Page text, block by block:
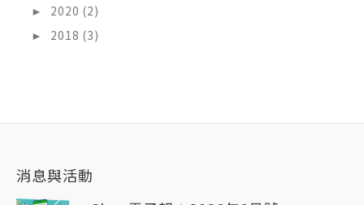
►
2020 (2)
►
2018 (3)
消息與活動